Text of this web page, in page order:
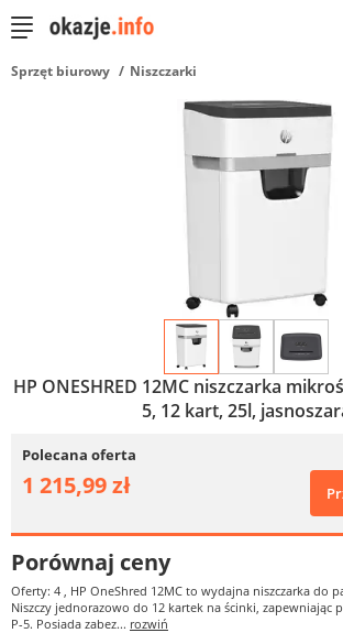
Sprzęt biurowy Niszczarki
HP ONESHRED 12MC niszczarka
5, 12 kart, 25l,
Polecana oferta
1 215,99 zł
Porównaj ceny
Oferty: 4 , HP OneShred 12MC to wydajna niszczarka do
Niszczy jednorazowo do 12 kartek na ścinki, zapewniając
P-5. Posiada zabez... rozwiń